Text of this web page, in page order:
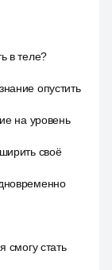
в теле?
опустить
на уровень
своё
смогу стать